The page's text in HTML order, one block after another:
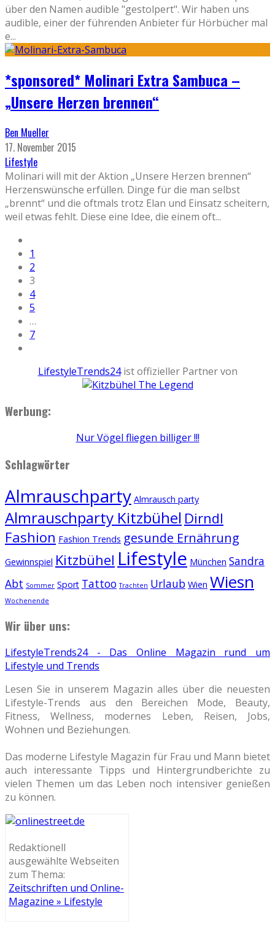
über den Namen audible "gestolpert". Wir haben uns
audible, einer der führenden Anbieter für Hörbücher mal
e...
*sponsored* Molinari Extra Sambuca –
„Unsere Herzen brennen“
Ben Mueller
17. November 2015
Lifestyle
Molinari will mit der Aktion „Unsere Herzen brennen“
Herzenswünsche erfüllen. Dinge für die man selbst
„brennt“ und die oftmals trotz Elan und Einsatz scheitern,
weil etwas fehlt. Diese eine Idee, die einem oft...
1
2
3
4
5
…
7
LifestyleTrends24ist offizieller Partner von
Werbung:
Nur Vögel fliegen billiger !!!
Schlagwörter
Almrauschparty Almrausch party
Almrauschparty Kitzbühel Dirndl
Fashion Fashion Trends gesunde Ernährung
Gewinnspiel Kitzbühel Lifestyle München Sandra
Abt Sommer Sport Tattoo Trachten Urlaub Wien Wiesn
Wochenende
Wir über uns:
LifestyleTrends24 - Das Online Magazin rund um
Lifestyle und Trends
Lesen Sie in unserem Magazin alles über die neuesten
Lifestyle-Trends aus den Bereichen Mode, Beauty,
Fitness, Wellness, modernes Leben, Reisen, Jobs,
Wohnen und Beziehungen.
Das moderne Lifestyle Magazin für Frau und Mann bietet
auch interessante Tipps und Hintergrundberichte zu
vielen Themen um das Leben noch intensiver genießen
zu können.
Redaktionell
ausgewählte Webseiten
zum Thema:
Zeitschriften und Online-
Magazine » Lifestyle